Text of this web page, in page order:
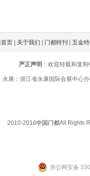
首页| 关于我们 门都特刊 五金
严正声明 ：欢迎转载和复
永康：浙江省永康国际会展中心
2010-2016中国门都All Rights
浙公网安备